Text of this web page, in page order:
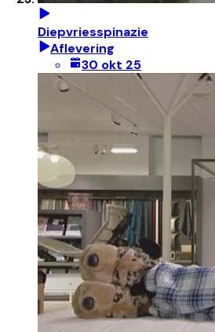
Diepvriesspinazie
Aflevering
30 okt 25